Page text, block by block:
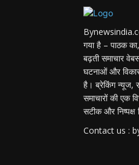
गया है – पाठक
बढ़ती समाचार
घटनाओं और
है। ब्रेकिंग न्यूज,
समाचारों की
सटीक और निष्पक्ष
Contact us :